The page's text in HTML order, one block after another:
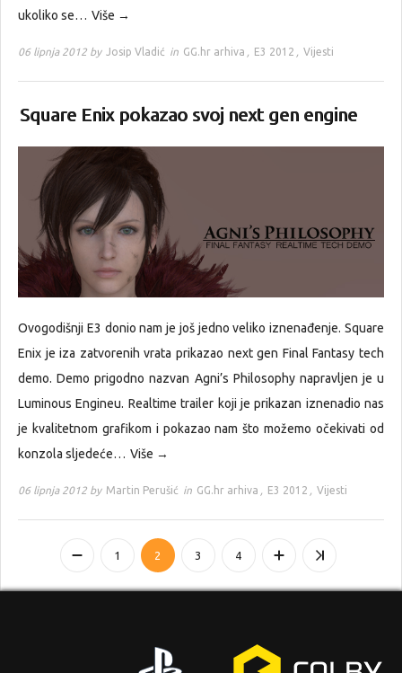
ukoliko se… Više →
06 lipnja 2012 by Josip Vladić in GG.hr arhiva , E3 2012 , Vijesti
Square Enix pokazao svoj next gen engine
Ovogodišnji E3 donio nam je još jedno veliko iznenađenje. Square
Enix je iza zatvorenih vrata prikazao next gen Final Fantasy tech
demo. Demo prigodno nazvan Agni’s Philosophy napravljen je u
Luminous Engineu. Realtime trailer koji je prikazan iznenadio nas
je kvalitetnom grafikom i pokazao nam što možemo očekivati od
konzola sljedeće… Više →
06 lipnja 2012 by Martin Perušić in GG.hr arhiva , E3 2012 , Vijesti
1 2 3 4